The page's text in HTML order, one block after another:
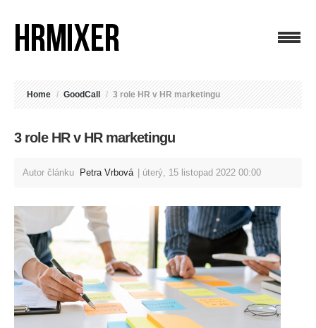
Home / GoodCall / 3 role HR v HR marketingu
3 role HR v HR marketingu
Autor článku Petra Vrbová úterý, 15 listopad 2022 00:00